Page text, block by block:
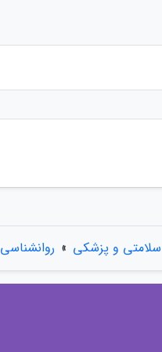
سلامتی و پزشکی » روانشناسی